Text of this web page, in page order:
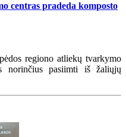
centras pradeda komposto
regiono atliekų tvarkymo
norinčius pasiimti iš žaliųjų